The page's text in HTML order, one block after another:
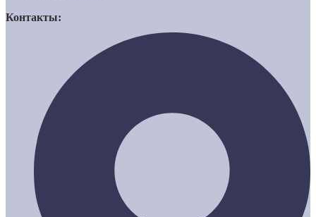
Контакты: